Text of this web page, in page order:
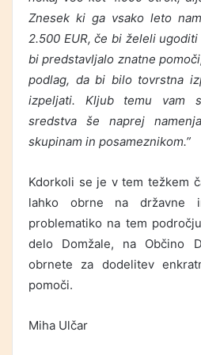
Znesek ki ga vsako leto
2.500 EUR, če bi želeli
bi predstavljalo znatne
podlag, da bi bilo tovrstna
izpeljati. Kljub temu vam
sredstva še naprej
skupinam in posameznikom.”
Kdorkoli se je v tem težkem
lahko obrne na državne
problematiko na tem
delo Domžale, na Občino
obrnete za dodelitev
pomoči.
Miha Ulčar